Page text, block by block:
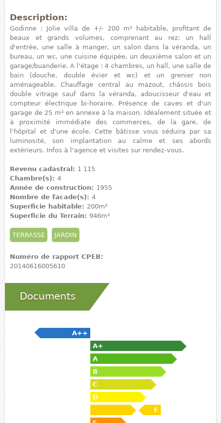
Description:
Godinne : Jolie villa de +/- 200 m² habitable, profitant de
beaux et grands volumes, comprenant au rez: un hall
d'entrée, une salle à manger, un salon dans la véranda, un
bureau, un wc, une cuisine équipée, un deuxième salon et un
garage/buanderie. A l'étage : 4 chambres, un hall, une salle de
bain (douche, double évier et wc) et un grenier non
aménageable. Chauffage central au mazout, châssis bois
double vitrage sauf dans la véranda, adoucisseur d'eau et
compteur électrique bi-horaire. Présence de caves et d'un
garage de 25 m² en annexe à la maison. Idéalement située et
à proximité immédiate des commerces, de la gare, de
l'hôpital et d'une école. Cette bâtisse vous séduira par sa
luminosité, son implantation au calme et ses abords
extérieurs. Infos à l'agence et visites sur rendez-vous.
Revenu cadastral: 1 115
Chambre(s): 4
Année de construction: 1955
Nombre de facade(s): 4
Superficie habitable: 200m²
Superficie du Terrain: 946m²
TERRASSE JARDIN
Numéro de rapport CPEB:
20140616005610
Documents
A++
A+
A
B
C
D
E